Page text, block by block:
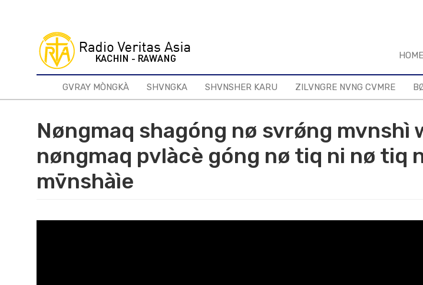
HOME
GVRAY MÒNGKÀ SHVNGKA SHVNSHER KARU ZILVNGRE NVNG CVMRE
Nøngmaq shagóng nø svrǿng mvnshì
nøngmaq pvlàcè góng nø tiq ni nø tiq
mv̄nshàìe